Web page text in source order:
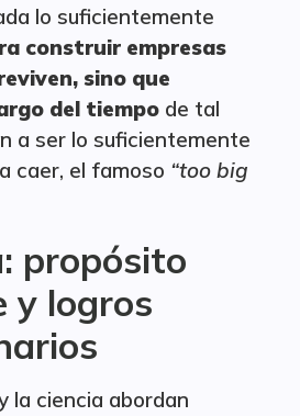
lo suficientemente
construir empresas
sino que
del tiempo de tal
a ser lo suficientemente
caer, el famoso “too big
propósito
y logros
la ciencia abordan